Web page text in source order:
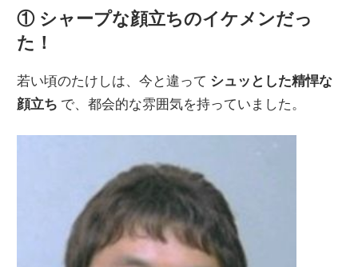
① シャープな顔立ちのイケメンだっ
た！
若い頃のたけしは、今と違って シュッとした精悍な
顔立ち で、都会的な雰囲気を持っていました。